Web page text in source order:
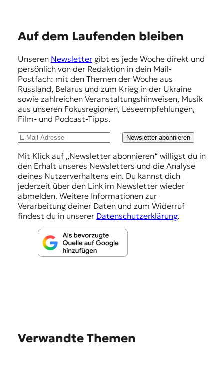
Auf dem Laufenden bleiben
Unseren Newslettergibt es jede Woche direkt und
persönlich von der Redaktion in dein Mail-
Postfach: mit den Themen der Woche aus
Russland, Belarus und zum Krieg in der Ukraine
sowie zahlreichen Veranstaltungshinweisen, Musik
aus unseren Fokusregionen, Leseempfehlungen,
Film- und Podcast-Tipps.
Newsletter abonnieren
Mit Klick auf „Newsletter abonnieren“ willigst du in
den Erhalt unseres Newsletters und die Analyse
deines Nutzerverhaltens ein. Du kannst dich
jederzeit über den Link im Newsletter wieder
abmelden. Weitere Informationen zur
Verarbeitung deiner Daten und zum Widerruf
findest du in unserer Datenschutzerklärung.
Verwandte Themen